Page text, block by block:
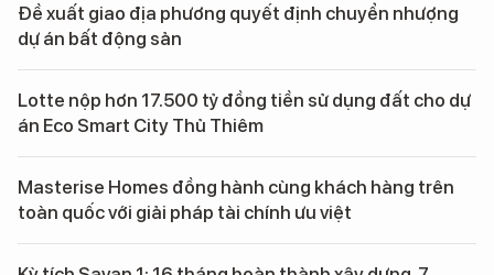
Đề xuất giao địa phương quyết định chuyển nhượng
dự án bất động sản
Lotte nộp hơn 17.500 tỷ đồng tiền sử dụng đất cho dự
án Eco Smart City Thủ Thiêm
Masterise Homes đồng hành cùng khách hàng trên
toàn quốc với giải pháp tài chính ưu việt